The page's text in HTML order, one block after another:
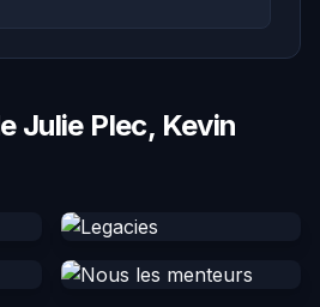
Julie Plec, Kevin